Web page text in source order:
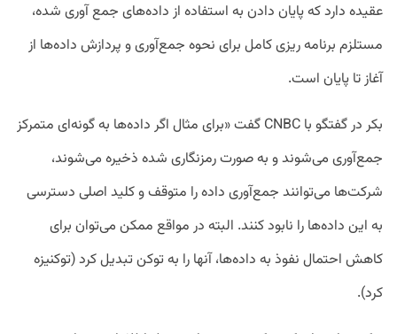
عقیده دارد که پایان دادن به استفاده از داده‌های جمع آوری شده،
مستلزم برنامه ریزی کامل برای نحوه جمع‌آوری و پردازش داده‌ها از
آغاز تا پایان است.
بکر در گفتگو با CNBC گفت «برای مثال اگر داده‌ها به گونه‌ای متمرکز
جمع‌آوری می‌شوند و به صورت رمزنگاری شده ذخیره می‌شوند،
شرکت‌ها می‌توانند جمع‌آوری داده را متوقف و کلید ‌اصلی دسترسی
به این داده‌ها را نابود کنند. البته در مواقع ممکن می‌توان برای
کاهش احتمال نفوذ به داده‌ها،‌ آنها را به توکن تبدیل کرد (توکنیزه
کرد).